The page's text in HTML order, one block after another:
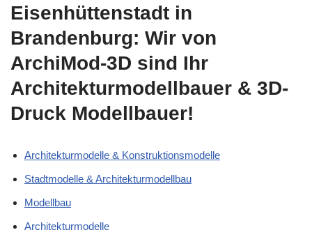
Eisenhüttenstadt in
Brandenburg: Wir von
ArchiMod-3D sind Ihr
Architekturmodellbauer & 3D-
Druck Modellbauer!
Architekturmodelle & Konstruktionsmodelle
Stadtmodelle & Architekturmodellbau
Modellbau
Architekturmodelle